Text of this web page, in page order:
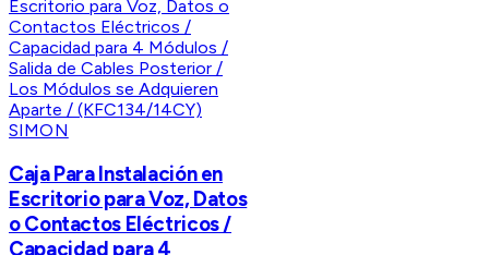
SIMON
Caja Para Instalación en
Escritorio para Voz, Datos
o Contactos Eléctricos /
Capacidad para 4